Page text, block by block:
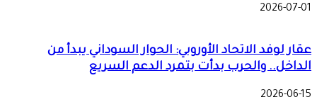
2026-07-01
عقار لوفد الاتحاد الأوروبي: الحوار السوداني يبدأ من
الداخل.. والحرب بدأت بتمرد الدعم السريع
2026-06-15